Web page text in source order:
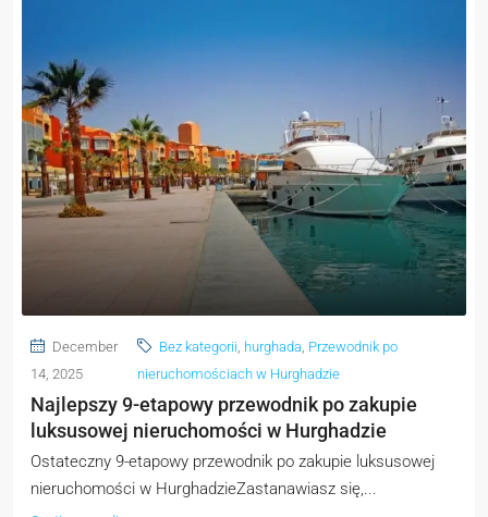
December
14, 2025
Bez kategorii hurghada Przewodnik po
nieruchomościach w Hurghadzie
Najlepszy 9-etapowy przewodnik po zakupie
luksusowej nieruchomości w Hurghadzie
Ostateczny 9-etapowy przewodnik po zakupie luksusowej
nieruchomości w HurghadzieZastanawiasz się,...